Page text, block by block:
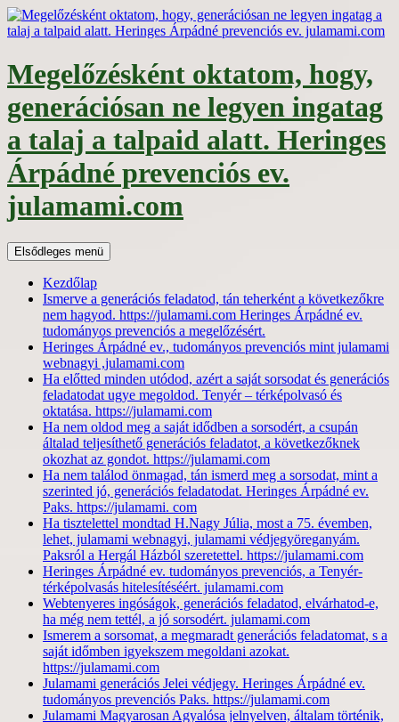
Kilépés
a
Megelőzésként oktatom, hogy,
generációsan ne legyen ingatag
a talaj a talpaid alatt. Heringes
Árpádné prevenciós ev.
julamami.com
Keresés
Elsődleges menü
Kezdőlap
Ismerve a generációs feladatod, tán teherként a következőkre
nem hagyod. https://julamami.com Heringes Árpádné ev.
tudományos prevenciós a megelőzésért.
Heringes Árpádné ev., tudományos prevenciós mint julamami
webnagyi ,julamami.com
Ha előtted minden utódod, azért a saját sorsodat és generációs
feladatodat ugye megoldod. Tenyér – térképolvasó és
oktatása. https://julamami.com
Ha nem oldod meg a saját idődben a sorsodért, a csupán
általad teljesíthető generációs feladatot, a következőknek
okozhat az gondot. https://julamami.com
Ha nem találod önmagad, tán ismerd meg a sorsodat, mint a
szerinted jó, generációs feladatodat. Heringes Árpádné ev.
Paks. https://julamami. com
Ha tisztelettel mondtad H.Nagy Júlia, most a 75. évemben,
lehet, julamami webnagyi, julamami védjegyöreganyám.
Paksról a Hergál Házból szeretettel. https://julamami.com
Heringes Árpádné ev. tudományos prevenciós, a Tenyér-
térképolvasás hitelesítéséért. julamami.com
Webtenyeres ingóságok, generációs feladatod, elvárhatod-e,
ha még nem tettél, a jó sorsodért. julamami.com
Ismerem a sorsomat, a megmaradt generációs feladatomat, s a
saját időmben igyekszem megoldani azokat.
https://julamami.com
Julamami generációs Jelei védjegy. Heringes Árpádné ev.
tudományos prevenciós Paks. https://julamami.com
Julamami Magyarosan Agyalósa jelnyelven, általam történik,